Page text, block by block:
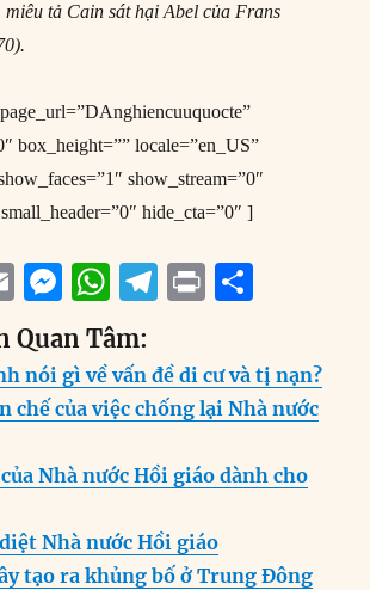
tả Cain sát hại Abel của Frans
box_height=”” locale=”en_US”
show_stream=”0″
hide_cta=”0″ ]
E
m
ai
l
M
e
ss
e
n
g
W
h
at
s
A
p
T
e
g
r
a
P
n
t
a
re
Quan Tâm:
nói gì về vấn đề di cư và tị nạn?
chế của việc chống lại Nhà nước
Nhà nước Hồi giáo dành cho
Nhà nước Hồi giáo
tạo ra khủng bố ở Trung Đông